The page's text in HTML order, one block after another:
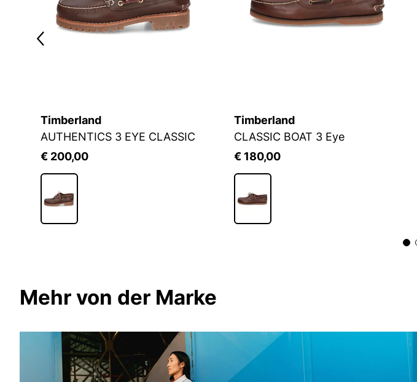
Timberland
AUTHENTICS 3 EYE CLASSIC
€ 200,00
Timberland
CLASSIC BOAT 3 Eye
€ 180,00
Mehr von der Marke